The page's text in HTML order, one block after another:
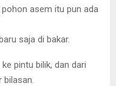
asem itu pun ada
saja di bakar.
pintu bilik, dan dari